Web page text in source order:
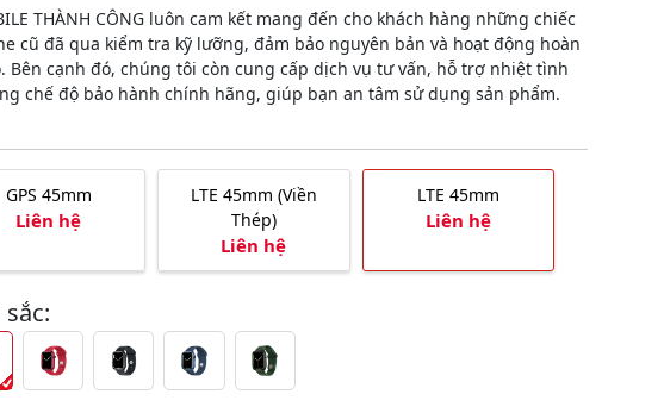
THÀNH CÔNG luôn cam kết mang đến cho khách hàng những chiếc
cũ đã qua kiểm tra kỹ lưỡng, đảm bảo nguyên bản và hoạt động hoàn
Bên cạnh đó, chúng tôi còn cung cấp dịch vụ tư vấn, hỗ trợ nhiệt tình
chế độ bảo hành chính hãng, giúp bạn an tâm sử dụng sản phẩm.
GPS 45mm
Liên hệ
LTE 45mm (Viền
Thép)
Liên hệ
LTE 45mm
Liên hệ